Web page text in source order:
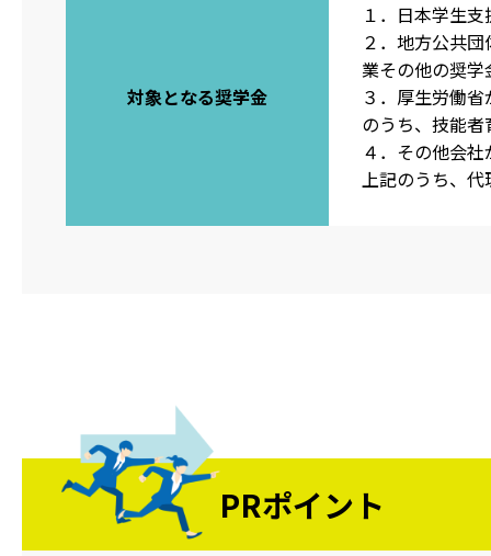
対象となる奨学金
１．日本学生
２．地方公共
業その他の奨
３．厚生労働
のうち、技能
４．その他会
上記のうち、
PRポイント